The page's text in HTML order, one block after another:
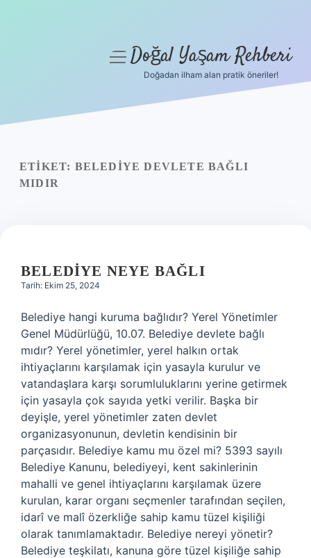
Yasal Uyarı
menüyüDoğal Yaşam Rehberi
Doğadan ilham alan pratik öneriler!
ETIKET: BELEDIYE DEVLETE BAĞLI
MIDIR
BELEDIYE NEYE BAĞLI
Tarih: Ekim 25, 2024
Belediye hangi kuruma bağlıdır? Yerel Yönetimler
Genel Müdürlüğü, 10.07. Belediye devlete bağlı
mıdır? Yerel yönetimler, yerel halkın ortak
ihtiyaçlarını karşılamak için yasayla kurulur ve
vatandaşlara karşı sorumluluklarını yerine getirmek
için yasayla çok sayıda yetki verilir. Başka bir
deyişle, yerel yönetimler zaten devlet
organizasyonunun, devletin kendisinin bir
parçasıdır. Belediye kamu mu özel mi? 5393 sayılı
Belediye Kanunu, belediyeyi, kent sakinlerinin
mahalli ve genel ihtiyaçlarını karşılamak üzere
kurulan, karar organı seçmenler tarafından seçilen,
idarî ve malî özerkliğe sahip kamu tüzel kişiliği
olarak tanımlamaktadır. Belediye nereyi yönetir?
Belediye teşkilatı, kanuna göre tüzel kişiliğe sahip